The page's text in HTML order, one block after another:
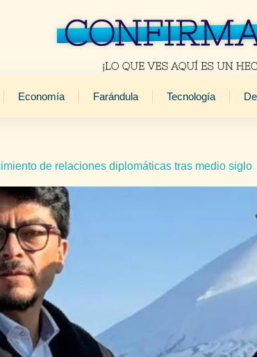
Economía Farándula Tecnología
de relaciones diplomáticas tras medio siglo